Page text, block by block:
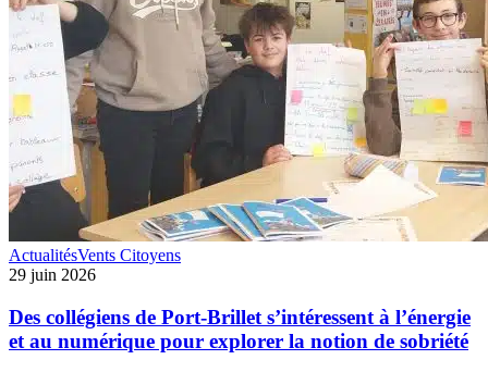
Des
collégiens
Port-
Brillet
s’intéressent
ActualitésVents Citoyens
29 juin 2026
Des collégiens de Port-Brillet s’intéressent à l’énergie
et au numérique pour explorer la notion de sobriété